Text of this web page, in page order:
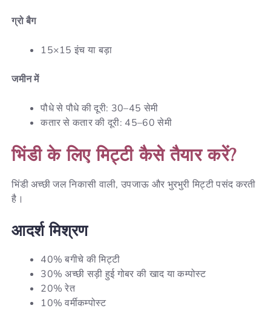
ग्रोबैग
15×15 इंच या बड़ा
जमीनमें
पौधे से पौधे की दूरी: 30–45 सेमी
कतार से कतार की दूरी: 45–60 सेमी
भिंडी के लिए मिट्टी कैसे तैयार करें?
भिंडी अच्छी जल निकासी वाली, उपजाऊ और भुरभुरी मिट्टी पसंद करती
है।
आदर्श मिश्रण
40% बगीचे की मिट्टी
30% अच्छी सड़ी हुई गोबर की खाद या कम्पोस्ट
20% रेत
10% वर्मीकम्पोस्ट